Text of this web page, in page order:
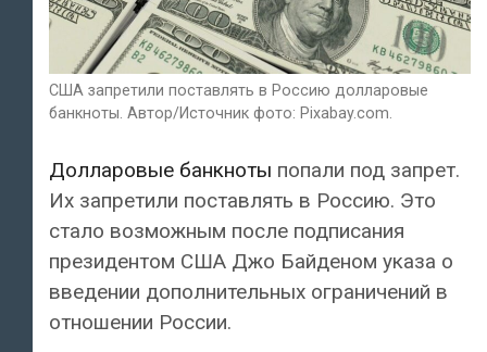
США запретили поставлять в Россию долларовые
банкноты. Автор/Источник фото: Pixabay.com.
Долларовые банкноты попали под запрет.
Их запретили поставлять в Россию. Это
стало возможным после подписания
президентом США Джо Байденом указа о
введении дополнительных ограничений в
отношении России.